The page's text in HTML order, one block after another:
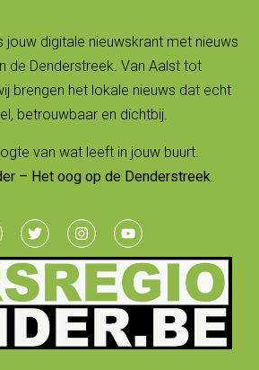
jouw digitale nieuwskrant met nieuws
de Denderstreek. Van Aalst tot
brengen het lokale nieuws dat echt
betrouwbaar en dichtbij.
van wat leeft in jouw buurt.
– Het oog op de Denderstreek.